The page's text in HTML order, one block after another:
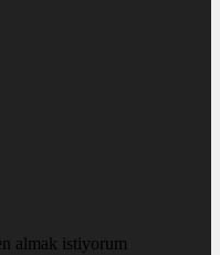
almak istiyorum